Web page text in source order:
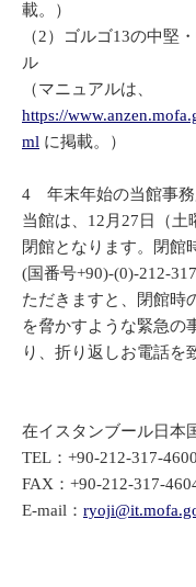
載。）
（2）ゴルゴ13の中堅
ル
（マニュアルは、
https://
ml に掲載。）
4 年末年始の当館事務
当館は、12月27日（
閉館となります。閉館
(国番号+90)-(0)-212-
ただきますと、閉館時
を脅かすような緊急の
り、折り返しお電話を
在イスタンブール日
TEL：+90-212-317-4600
FAX：+90-212-317-
E-mail：